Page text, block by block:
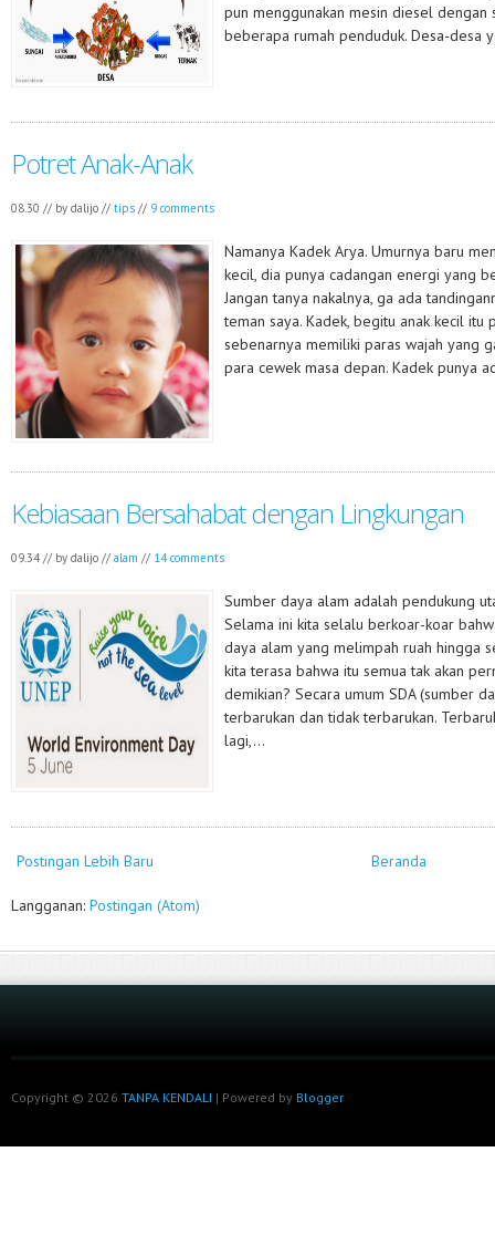
pun menggunakan mesin diesel
beberapa rumah penduduk. Desa-desa
Potret Anak-Anak
08.30 // by dalijo // tips // 9 comments
Namanya Kadek Arya. Umurnya baru
kecil, dia punya cadangan energi yang
Jangan tanya nakalnya, ga ada
teman saya. Kadek, begitu anak kecil itu
sebenarnya memiliki paras wajah yang
para cewek masa depan. Kadek punya
Kebiasaan Bersahabat dengan Lingkungan
09.34 // by dalijo // alam // 14 comments
Sumber daya alam adalah pendukung
Selama ini kita selalu berkoar-koar
daya alam yang melimpah ruah hingga
kita terasa bahwa itu semua tak akan
demikian? Secara umum SDA (sumber
terbarukan dan tidak terbarukan.
lagi,...
Postingan Lebih Baru Beranda
Langganan: Postingan (Atom)
Copyright © 2026 TANPA KENDALI | Powered by Blogger